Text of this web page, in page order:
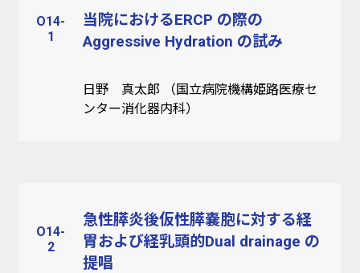
O14-
1
当院におけるERCP の際の
Aggressive Hydration の試み
日野 真太郎 （国立病院機構姫路医療セ
ンター消化器内科）
O14-
2
急性膵炎後仮性膵嚢胞に対する経
胃および経乳頭的Dual drainage の
提唱